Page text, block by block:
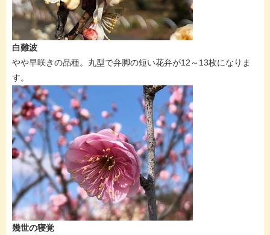
白難波
やや早咲きの品種。丸型で弁脚の短い花弁が12～13枚になりま
す。​
幾世の寝覚​